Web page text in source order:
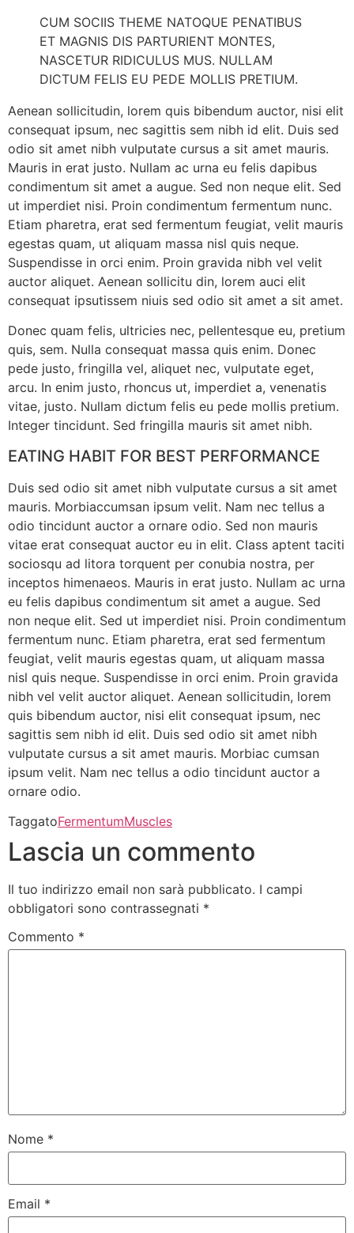
CUM SOCIIS THEME NATOQUE PENATIBUS
ET MAGNIS DIS PARTURIENT MONTES,
NASCETUR RIDICULUS MUS. NULLAM
DICTUM FELIS EU PEDE MOLLIS PRETIUM.
Aenean sollicitudin, lorem quis bibendum auctor, nisi elit
consequat ipsum, nec sagittis sem nibh id elit. Duis sed
odio sit amet nibh vulputate cursus a sit amet mauris.
Mauris in erat justo. Nullam ac urna eu felis dapibus
condimentum sit amet a augue. Sed non neque elit. Sed
ut imperdiet nisi. Proin condimentum fermentum nunc.
Etiam pharetra, erat sed fermentum feugiat, velit mauris
egestas quam, ut aliquam massa nisl quis neque.
Suspendisse in orci enim. Proin gravida nibh vel velit
auctor aliquet. Aenean sollicitu din, lorem auci elit
consequat ipsutissem niuis sed odio sit amet a sit amet.
Donec quam felis, ultricies nec, pellentesque eu, pretium
quis, sem. Nulla consequat massa quis enim. Donec
pede justo, fringilla vel, aliquet nec, vulputate eget,
arcu. In enim justo, rhoncus ut, imperdiet a, venenatis
vitae, justo. Nullam dictum felis eu pede mollis pretium.
Integer tincidunt. Sed fringilla mauris sit amet nibh.
EATING HABIT FOR BEST PERFORMANCE
Duis sed odio sit amet nibh vulputate cursus a sit amet
mauris. Morbiaccumsan ipsum velit. Nam nec tellus a
odio tincidunt auctor a ornare odio. Sed non mauris
vitae erat consequat auctor eu in elit. Class aptent taciti
sociosqu ad litora torquent per conubia nostra, per
inceptos himenaeos. Mauris in erat justo. Nullam ac urna
eu felis dapibus condimentum sit amet a augue. Sed
non neque elit. Sed ut imperdiet nisi. Proin condimentum
fermentum nunc. Etiam pharetra, erat sed fermentum
feugiat, velit mauris egestas quam, ut aliquam massa
nisl quis neque. Suspendisse in orci enim. Proin gravida
nibh vel velit auctor aliquet. Aenean sollicitudin, lorem
quis bibendum auctor, nisi elit consequat ipsum, nec
sagittis sem nibh id elit. Duis sed odio sit amet nibh
vulputate cursus a sit amet mauris. Morbiac cumsan
ipsum velit. Nam nec tellus a odio tincidunt auctor a
ornare odio.
TaggatoFermentumMuscles
Lascia un commento
Il tuo indirizzo email non sarà pubblicato. I campi
obbligatori sono contrassegnati *
Commento *
Nome *
Email *